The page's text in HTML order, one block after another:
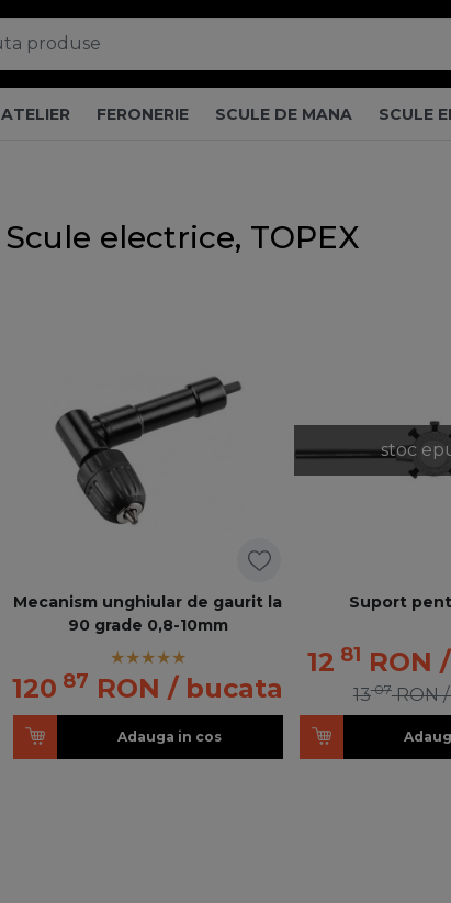
ATELIER FERONERIE SCULE DE MANA SCULE
Scule electrice, TOPEX
Mecanism unghiular de gaurit la
90 grade 0,8-10mm
120 87 RON / bucata
Adauga in cos
stoc
Suport
12 81 RON
1307 RON